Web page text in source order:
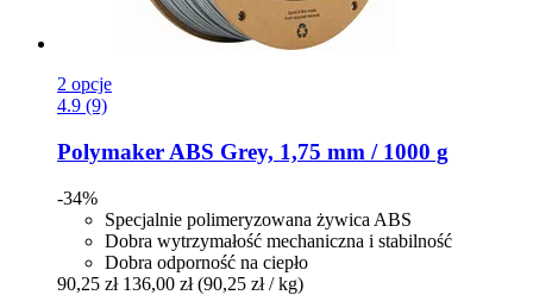
2 opcje
4.9 (9)
Polymaker ABS Grey, 1,75 mm / 1000 g
-34%
Specjalnie polimeryzowana żywica ABS
Dobra wytrzymałość mechaniczna i stabilność
Dobra odporność na ciepło
90,25 zł 136,00 zł (90,25 zł / kg)